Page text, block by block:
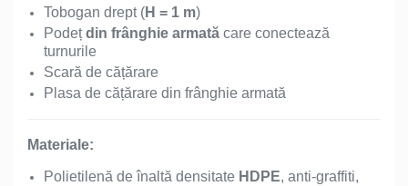
Tobogan drept (H = 1 m)
Podețdin frânghie armată care conectează
turnurile
Scară de cățărare
Plasa de cățărare din frânghie armată
Materiale:
Polietilenă de înaltă densitate HDPE, anti-graffiti,